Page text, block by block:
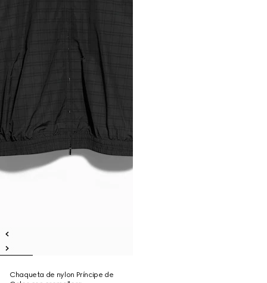
Chaqueta de nylon Príncipe de